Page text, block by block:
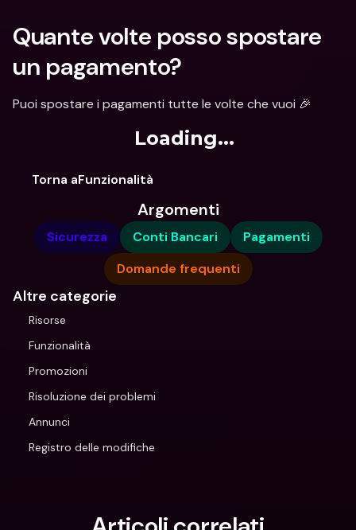
Quante volte posso spostare
un pagamento?
Puoi spostare i pagamenti tutte le volte che vuoi 🎉
Loading...
Torna aFunzionalità
Argomenti
Sicurezza Conti Bancari
Pagamenti
Domande frequenti
Altre categorie
Risorse
Funzionalità
Promozioni
Risoluzione dei problemi
Annunci
Registro delle modifiche